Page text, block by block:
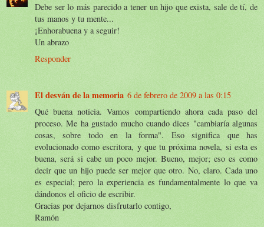
Debe ser lo más parecido a tener un hijo que exista, sale de tí, de
tus manos y tu mente...
¡Enhorabuena y a seguir!
Un abrazo
Responder
El desván de la memoria 6 de febrero de 2009 a las 0:15
Qué buena noticia. Vamos compartiendo ahora cada paso del
proceso. Me ha gustado mucho cuando dices "cambiaría algunas
cosas, sobre todo en la forma". Eso significa que has
evolucionado como escritora, y que tu próxima novela, si esta es
buena, será si cabe un poco mejor. Bueno, mejor; eso es como
decir que un hijo puede ser mejor que otro. No, claro. Cada uno
es especial; pero la experiencia es fundamentalmente lo que va
dándonos el oficio de escribir.
Gracias por dejarnos disfrutarlo contigo,
Ramón